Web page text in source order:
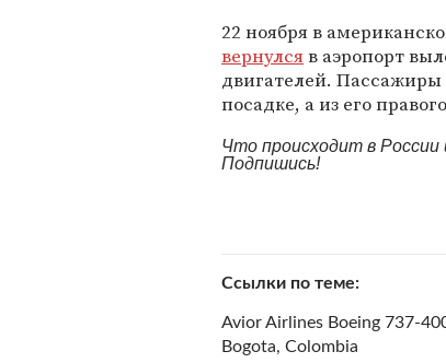
22 ноября в
вернулсяв аэропорт
двигателей. Пассажиры
посадке, а из его
Что происходит в
Подпишись!
Ссылки по теме
Avior Airlines Boeing 737-
Bogota, Colombia